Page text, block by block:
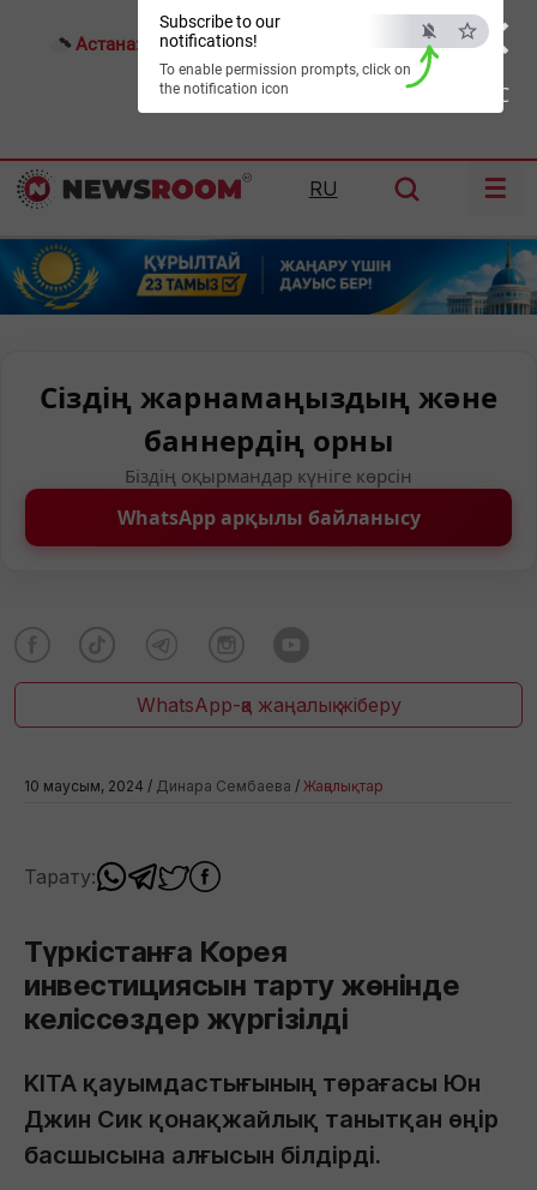
×
ESC
Subscribe to our
notifications!
To enable permission prompts, click on
the notification icon
Астана: 21°C Алматы: Шымкент:28°C
RU ☰
Сіздің жарнамаңыздың және
баннердің орны
Біздің оқырмандар күніге көрсін
WhatsApp арқылы байланысу
WhatsApp-қа жаңалық жіберу
10 маусым, 2024 / Динара Сембаева / Жаңалықтар
Тарату:
Түркістанға Корея
инвестициясын тарту жөнінде
келіссөздер жүргізілді
KITA қауымдастығының төрағасы Юн
Джин Сик қонақжайлық танытқан өңір
басшысына алғысын білдірді.